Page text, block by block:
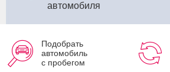
автомобиля
Подобрать
автомобиль
с пробегом